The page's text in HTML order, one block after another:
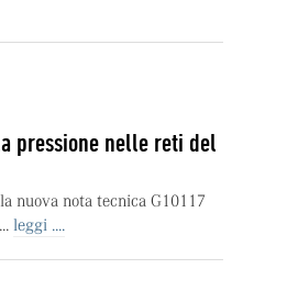
pressione nelle reti del
nuova nota tecnica G10117
leggi ....